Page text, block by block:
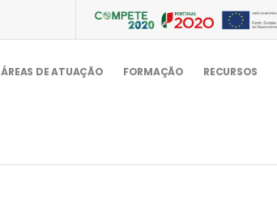
ÁREAS DE ATUAÇÃO FORMAÇÃO RECURSOS